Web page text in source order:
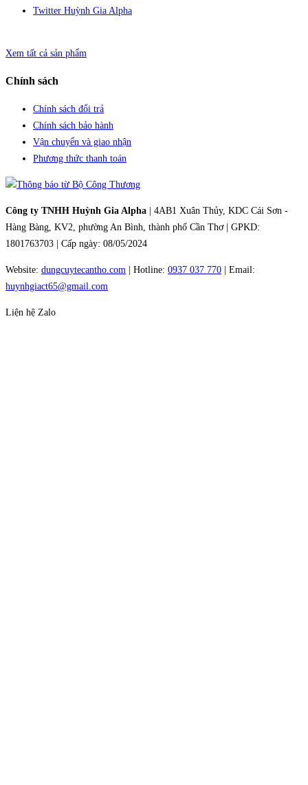
Twitter Huỳnh Gia Alpha
Xem tất cả sản phẩm
Chính sách
Chính sách đổi trả
Chính sách bảo hành
Vận chuyển và giao nhận
Phương thức thanh toán
Công ty TNHH Huỳnh Gia Alpha | 4AB1 Xuân Thủy, KDC Cái Sơn -
Hàng Bàng, KV2, phường An Bình, thành phố Cần Thơ | GPKD:
1801763703 | Cấp ngày: 08/05/2024
Website: dungcuytecantho.com | Hotline: 0937 037 770 | Email:
huynhgiact65@gmail.com
Liện hệ Zalo